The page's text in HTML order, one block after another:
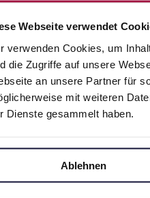
Webseite verwendet
verwenden Cookies, um
die Zugriffe auf unsere
an unsere Partner für
mit weiteren
Dienste gesammelt haben.
Ablehnen